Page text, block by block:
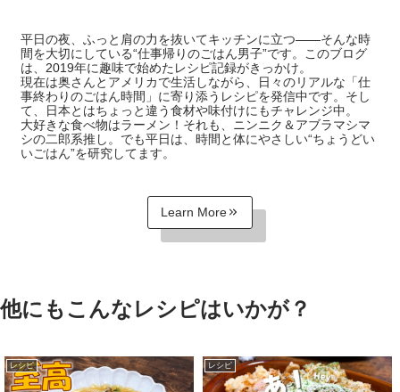
平日の夜、ふっと肩の力を抜いてキッチンに立つ——そんな時
間を大切にしている“仕事帰りのごはん男子”です。このブログ
は、2019年に趣味で始めたレシピ記録がきっかけ。
現在は奥さんとアメリカで生活しながら、日々のリアルな「仕
事終わりのごはん時間」に寄り添うレシピを発信中です。そし
て、日本とはちょっと違う食材や味付けにもチャレンジ中。
大好きな食べ物はラーメン！それも、ニンニク＆アブラマシマ
シの二郎系推し。でも平日は、時間と体にやさしい“ちょうどい
いごはん”を研究してます。
Learn More
他にもこんなレシピはいかが？
レシピ レシピ